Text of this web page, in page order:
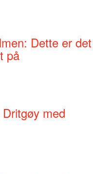
Dette er det
på
med